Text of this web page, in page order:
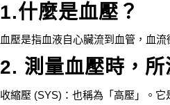
1.什麼是血壓？
血壓是指血液自心臟流到血管，血
2. 測量血壓時，
收縮壓 (SYS)：也稱為「高壓」。